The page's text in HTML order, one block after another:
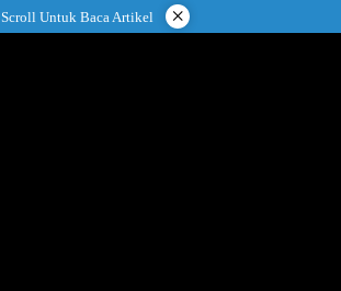
Scroll Untuk Baca Artikel ×